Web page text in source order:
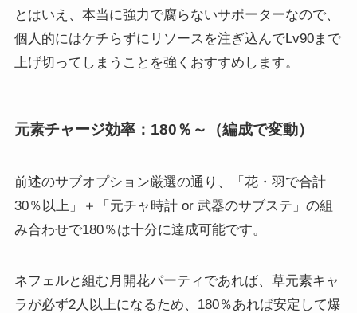
とはいえ、本当に強力で腐らないサポーターなので、
個人的にはケチらずにリソースを注ぎ込んでLv90まで
上げ切ってしまうことを強くおすすめします。
元素チャージ効率：180％～（編成で変動）
前述のサブオプション厳選の通り、「花・羽で合計
30％以上」＋「元チャ時計 or 武器のサブステ」の組
み合わせで180％は十分に達成可能です。
ネフェルと組む月開花パーティであれば、草元素キャ
ラが必ず2人以上になるため、180％あれば安定して爆